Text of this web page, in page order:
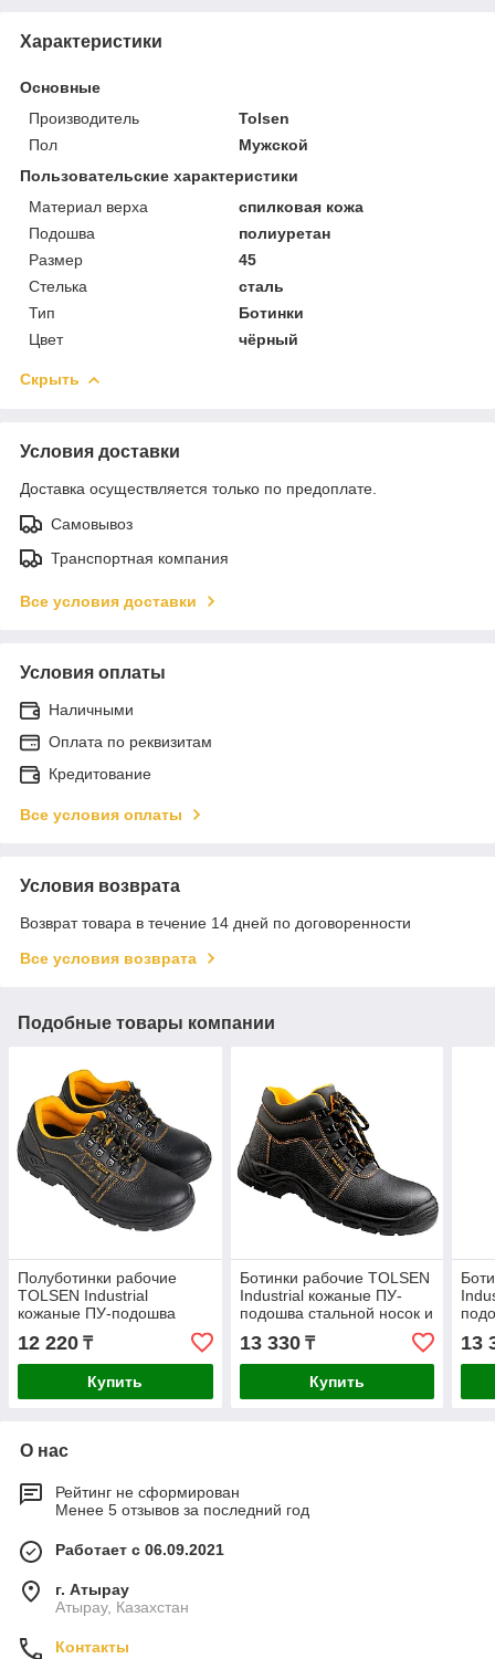
Характеристики
Основные
Производитель
Tolsen
Пол
Мужской
Пользовательские характеристики
Материал верха
спилковая кожа
Подошва
полиуретан
Размер
45
Стелька
сталь
Тип
Ботинки
Цвет
чёрный
Скрыть
Условия доставки
Доставка осуществляется только по предоплате.
Самовывоз
Транспортная компания
Все условия доставки
Условия оплаты
Наличными
Оплата по реквизитам
Кредитование
Все условия оплаты
Условия возврата
Возврат товара в течение 14 дней по договоренности
Все условия возврата
Подобные товары компании
Полуботинки рабочие
TOLSEN Industrial
кожаные ПУ-подошва
стальной носок размер 42
45324
12 220 ₸
Купить
Ботинки рабочие TOLSEN
Industrial кожаные ПУ-
подошва стальной носок и
стелька р.39 45351
13 330₸
Купить
13
О нас
Рейтинг не сформирован
Менее 5 отзывов за последний год
Работает с 06.09.2021
г. Атырау
Атырау, Казахстан
Контакты